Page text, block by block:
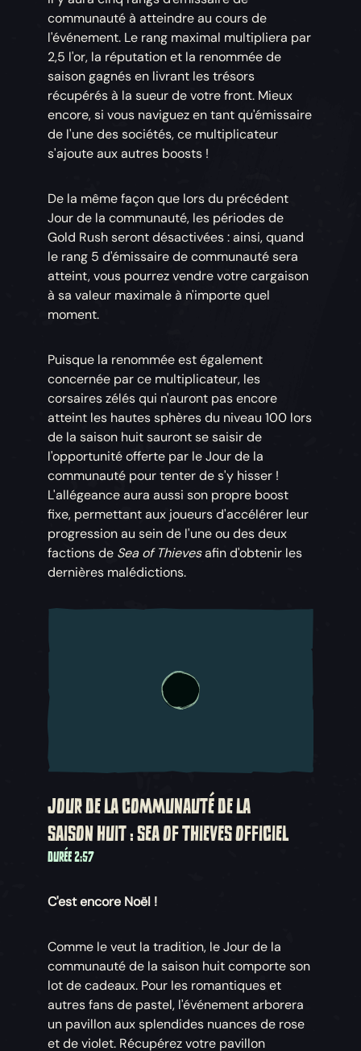
communauté à atteindre au cours de
l'événement. Le rang maximal multipliera par
2,5 l'or, la réputation et la renommée de
saison gagnés en livrant les trésors
récupérés à la sueur de votre front. Mieux
encore, si vous naviguez en tant qu'émissaire
de l'une des sociétés, ce multiplicateur
s'ajoute aux autres boosts !
De la même façon que lors du précédent
Jour de la communauté, les périodes de
Gold Rush seront désactivées : ainsi, quand
le rang 5 d'émissaire de communauté sera
atteint, vous pourrez vendre votre cargaison
à sa valeur maximale à n'importe quel
moment.
Puisque la renommée est également
concernée par ce multiplicateur, les
corsaires zélés qui n'auront pas encore
atteint les hautes sphères du niveau 100 lors
de la saison huit sauront se saisir de
l'opportunité offerte par le Jour de la
communauté pour tenter de s'y hisser !
L'allégeance aura aussi son propre boost
fixe, permettant aux joueurs d'accélérer leur
progression au sein de l'une ou des deux
factions de Sea of Thievesafin d'obtenir les
dernières malédictions.
JOUR DE LA COMMUNAUTÉ DE LA
SAISON HUIT : SEA OF THIEVES OFFICIEL
DURÉE 2:57
C'est encore Noël !
Comme le veut la tradition, le Jour de la
communauté de la saison huit comporte son
lot de cadeaux. Pour les romantiques et
autres fans de pastel, l'événement arborera
un pavillon aux splendides nuances de rose
et de violet. Récupérez votre pavillon